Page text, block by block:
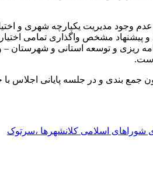
وجود مدیریت یکپارچه شهری و
مشخص واگذاری تمامی
ریزی و توسعه استانی و
است.
جمع بندی و در جلسه پایانی
اسلامی کلانشهرها ،سرتوک